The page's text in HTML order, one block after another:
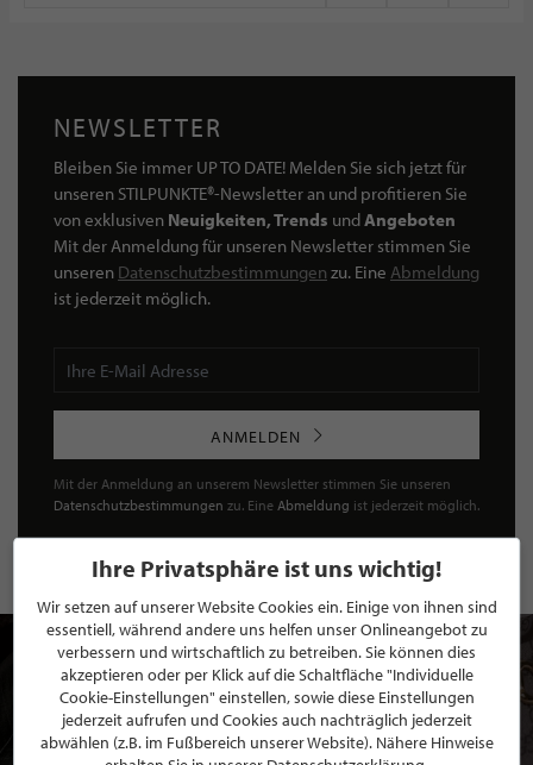
NEWSLETTER
Bleiben Sie immer UP TO DATE! Melden Sie sich jetzt für
unseren STILPUNKTE®-Newsletter an und profitieren Sie
von exklusiven Neuigkeiten, Trends undAngeboten
Mit der Anmeldung für unseren Newsletter stimmen Sie
unseren Datenschutzbestimmungen zu. Eine Abmeldung
ist jederzeit möglich.
ANMELDEN
Mit der Anmeldung an unserem Newsletter stimmen Sie unseren
Datenschutzbestimmungen zu. Eine Abmeldung ist jederzeit möglich.
Ihre Privatsphäre ist uns wichtig!
Wir setzen auf unserer Website Cookies ein. Einige von ihnen sind
essentiell, während andere uns helfen unser Onlineangebot zu
verbessern und wirtschaftlich zu betreiben. Sie können dies
akzeptieren oder per Klick auf die Schaltfläche "Individuelle
Cookie-Einstellungen" einstellen, sowie diese Einstellungen
jederzeit aufrufen und Cookies auch nachträglich jederzeit
abwählen (z.B. im Fußbereich unserer Website). Nähere Hinweise